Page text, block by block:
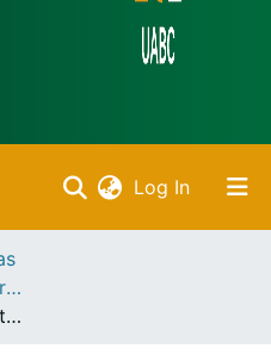
Log In(current)
Collections
Revista Estudios Fronterizos
Contexto de la política tarifaria residencial del sector eléctrico y estimación de la función consumo eléctrico residencial: El caso de Mexicali, Baja California (1990-1992)